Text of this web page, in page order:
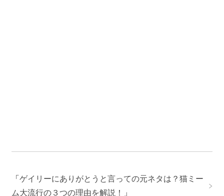
「 ゲイリーにありがとうと言っての元ネタは？猫ミー
ム大流行の３つの理由を解説！
」